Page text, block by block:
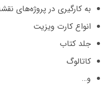
به کارگیری در پروژه‌های
انواع کارت ویزیت
جلد کتاب
کاتالوگ
و…